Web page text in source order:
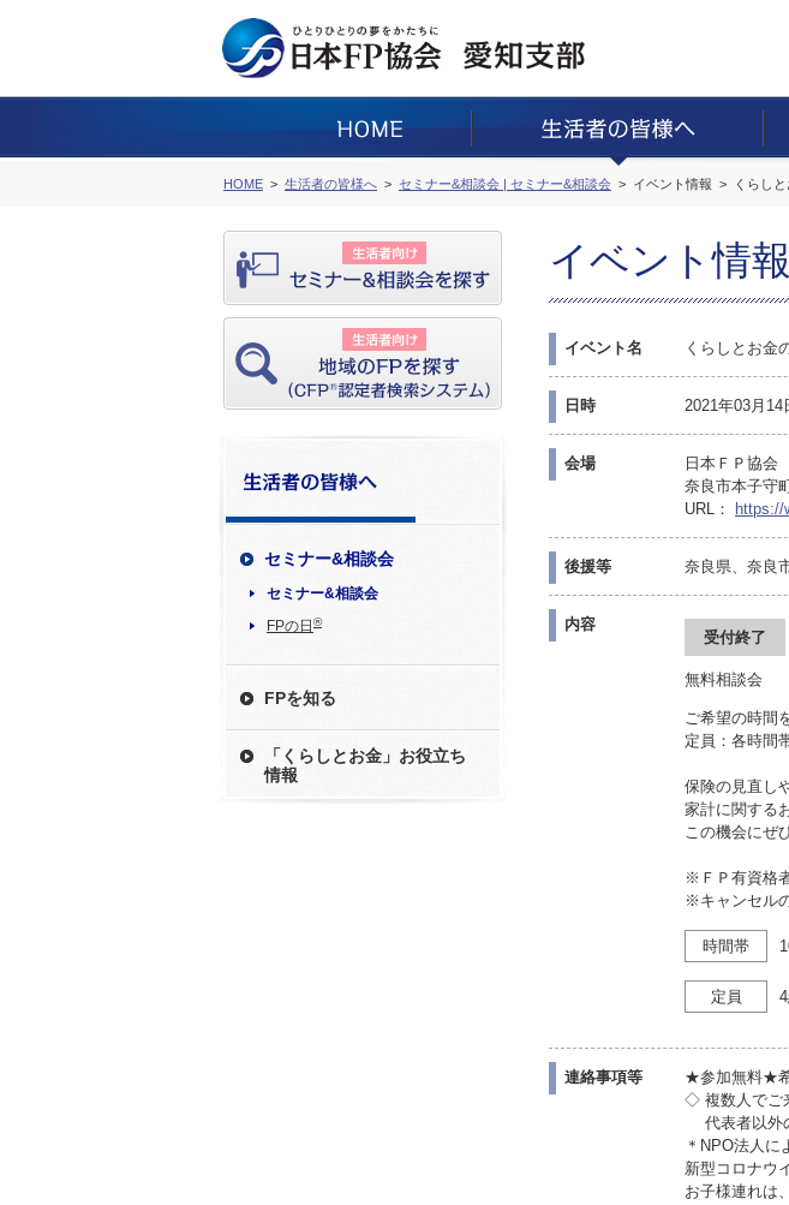
HOME 生活者の皆様へ セミナー&相談会 | セミナー&相談会 イベント情報 くらし
セミナー&相談会
セミナー&相談会
FPの日 ®
FPを知る
「くらしとお金」お役立ち
情報
イベント情報
イベント名 くらしとお金
日時 2021年03月14
会場
日本ＦＰ協
奈良市本子守
URL：
https://
後援等 奈良県、奈良
内容
受付終了
無料相談会
ご希望の時間
定員：各時間
保険の見直し
家計に関する
この機会にぜ
※ＦＰ有資格
※キャンセル
時間帯
定員
連絡事項等
★参加無料★希
◇ 複数人でご
代表者以外
＊NPO法人に
新型コロナウ
お子様連れは